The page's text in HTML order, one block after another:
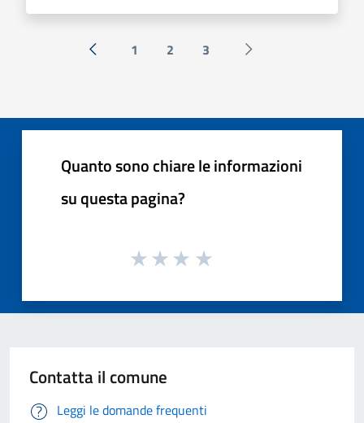
« Precedente
1 2 3 Successiva »
Quanto sono chiare le informazioni
su questa pagina?
Contatta il comune
Leggi le domande frequenti